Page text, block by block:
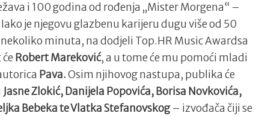
i 100 godina od rođenja „Mister Morgena“ –
je njegovu glazbenu karijeru dugu više od 50
minuta, na dodjeli Top.HR Music Awardsa
Robert Mareković, a u tome će mu pomoći mladi
Pava.Osim njihovog nastupa, publika će
Jasne Zlokić, Danijela Popovića, Borisa Novkovića,
Bebeka te Vlatka Stefanovskog– izvođača čiji se